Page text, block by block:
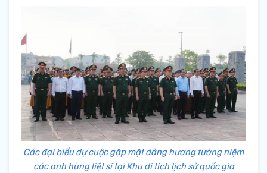
Các đại biểu dự cuộc gặp mặt dâng hương tưởng niệm
các anh hùng liệt sĩ tại Khu di tích lịch sử quốc gia